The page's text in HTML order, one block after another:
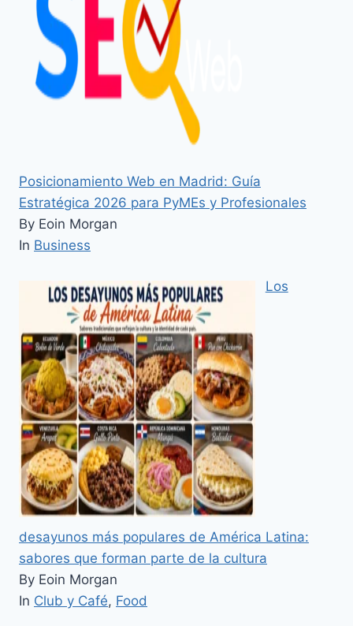
Posicionamiento Web en Madrid: Guía
Estratégica 2026 para PyMEs y Profesionales
By Eoin Morgan
In Business
Los
desayunos más populares de América Latina:
sabores que forman parte de la cultura
By Eoin Morgan
In Club y Café, Food